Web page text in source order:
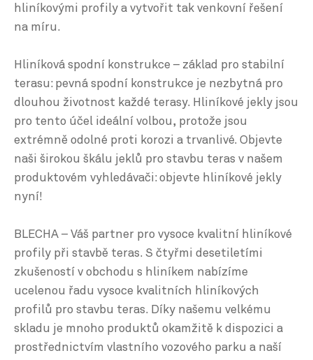
hliníkovými profily a vytvořit tak venkovní řešení
na míru.
Hliníková spodní konstrukce – základ pro stabilní
terasu: pevná spodní konstrukce je nezbytná pro
dlouhou životnost každé terasy. Hliníkové jekly jsou
pro tento účel ideální volbou, protože jsou
extrémně odolné proti korozi a trvanlivé. Objevte
naši širokou škálu jeklů pro stavbu teras v našem
produktovém vyhledávači: objevte hliníkové jekly
nyní!
BLECHA – Váš partner pro vysoce kvalitní hliníkové
profily při stavbě teras. S čtyřmi desetiletími
zkušeností v obchodu s hliníkem nabízíme
ucelenou řadu vysoce kvalitních hliníkových
profilů pro stavbu teras. Díky našemu velkému
skladu je mnoho produktů okamžitě k dispozici a
prostřednictvím vlastního vozového parku a naší